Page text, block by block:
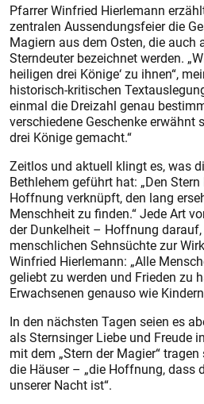
Pfarrer Winfried Hierlemann
zentralen Aussendungsfeier die
Magiern aus dem Osten, die auch
Sterndeuter bezeichnet werden.
heiligen drei Könige‘ zu ihnen“,
historisch-kritischen
einmal die Dreizahl genau
verschiedene Geschenke erwähnt
drei Könige gemacht.“
Zeitlos und aktuell klingt es, was
Bethlehem geführt hat: „Den
Hoffnung verknüpft, den lang
Menschheit zu finden.“ Jede Art
der Dunkelheit – Hoffnung
menschlichen Sehnsüchte zur
Winfried Hierlemann: „Alle
geliebt zu werden und Frieden zu
Erwachsenen genauso wie
In den nächsten Tagen seien es
als Sternsinger Liebe und Freude
mit dem „Stern der Magier“
die Häuser – „die Hoffnung, dass
unserer Nacht ist“.